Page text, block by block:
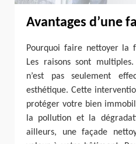
Avantages d’une
Pourquoi faire nettoyer la
Les raisons sont
n’est pas seulement
esthétique. Cette
protéger votre bien
la pollution et la
ailleurs, une façade